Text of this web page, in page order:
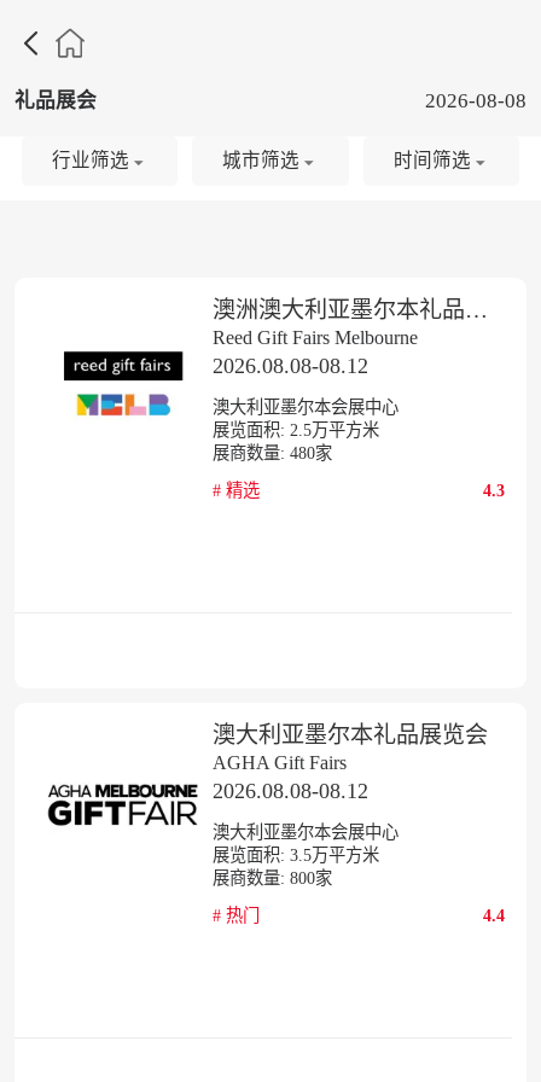

礼品展会 2026-08-08
澳洲澳大利亚墨尔本礼品展览会
Reed Gift Fairs Melbourne
2026.08.08-08.12
澳大利亚墨尔本会展中心
展览面积: 2.5万平方米
展商数量: 480家
# 精选 4.3
澳大利亚墨尔本礼品展览会
AGHA Gift Fairs
2026.08.08-08.12
澳大利亚墨尔本会展中心
展览面积: 3.5万平方米
展商数量: 800家
# 热门 4.4
行业筛选 城市筛选 时间筛选